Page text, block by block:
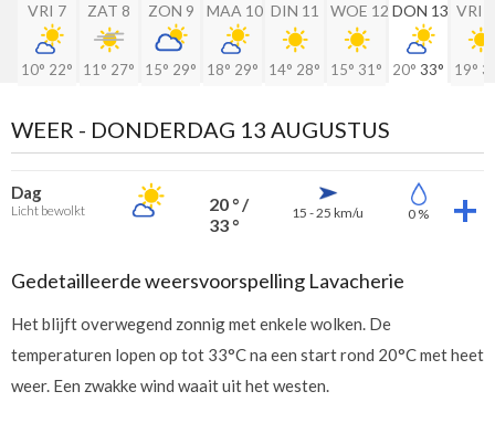
VRI 7
10° 22°
ZAT 8
11° 27°
ZON 9
15° 29°
MAA 10
18° 29°
DIN 11
14° 28°
WOE 12
15° 31°
DON 13
20° 33°
VRI
19°
WEER - DONDERDAG 13 AUGUSTUS
Dag
Licht bewolkt
20 ° /
33 °
15 - 25 km/u 0 %
Gedetailleerde weersvoorspelling Lavacherie
Het blijft overwegend zonnig met enkele wolken. De
temperaturen lopen op tot 33°C na een start rond 20°C met heet
weer. Een zwakke wind waait uit het westen.